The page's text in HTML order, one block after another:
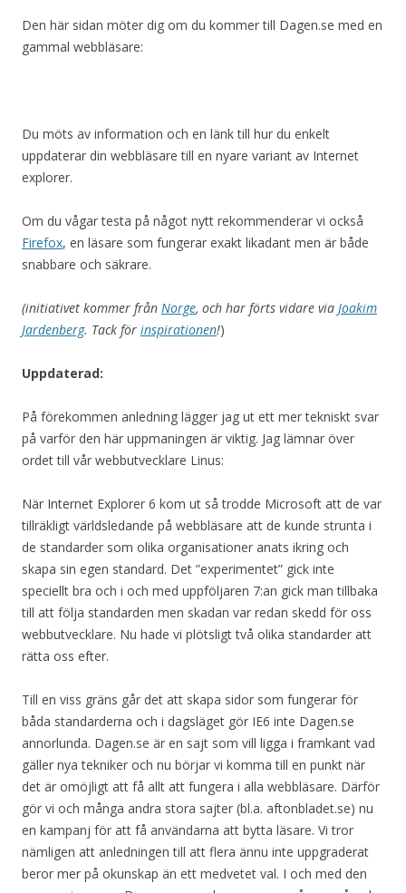
Den här sidan möter dig om du kommer till Dagen.se med en
gammal webbläsare:
Du möts av information och en länk till hur du enkelt
uppdaterar din webbläsare till en nyare variant av Internet
explorer.
Om du vågar testa på något nytt rekommenderar vi också
Firefox, en läsare som fungerar exakt likadant men är både
snabbare och säkrare.
(initiativet kommer från Norge, och har förts vidare via Joakim
Jardenberg. Tack för inspirationen!)
Uppdaterad:
På förekommen anledning lägger jag ut ett mer tekniskt svar
på varför den här uppmaningen är viktig. Jag lämnar över
ordet till vår webbutvecklare Linus:
När Internet Explorer 6 kom ut så trodde Microsoft att de var
tillräkligt världsledande på webbläsare att de kunde strunta i
de standarder som olika organisationer anats ikring och
skapa sin egen standard. Det ”experimentet” gick inte
speciellt bra och i och med uppföljaren 7:an gick man tillbaka
till att följa standarden men skadan var redan skedd för oss
webbutvecklare. Nu hade vi plötsligt två olika standarder att
rätta oss efter.
Till en viss gräns går det att skapa sidor som fungerar för
båda standarderna och i dagsläget gör IE6 inte Dagen.se
annorlunda. Dagen.se är en sajt som vill ligga i framkant vad
gäller nya tekniker och nu börjar vi komma till en punkt när
det är omöjligt att få allt att fungera i alla webbläsare. Därför
gör vi och många andra stora sajter (bl.a. aftonbladet.se) nu
en kampanj för att få användarna att bytta läsare. Vi tror
nämligen att anledningen till att flera ännu inte uppgraderat
beror mer på okunskap än ett medvetet val. I och med den